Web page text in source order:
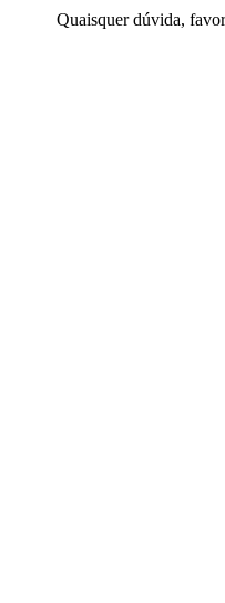
Quaisquer dúvida,